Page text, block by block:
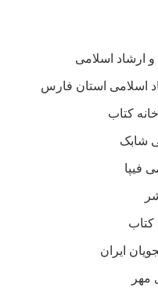
ارشاد اسلامی
اسلامی استان فارس
کتاب
شابک
فیپا
کتاب
ایران
مهر